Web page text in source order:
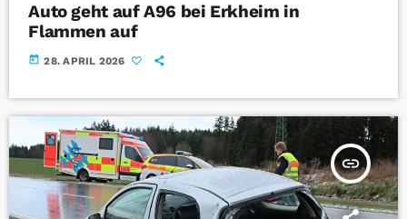
Auto geht auf A96 bei Erkheim in
Flammen auf
today 28. APRIL 2026
insert_link